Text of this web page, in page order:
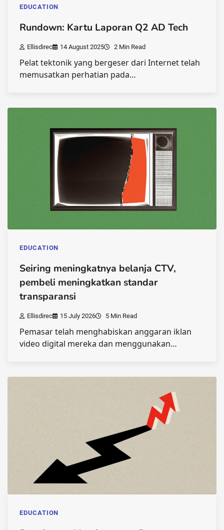
EDUCATION
Rundown: Kartu Laporan Q2 AD Tech
Ellisdirec 14 August 2025 2 Min Read
Pelat tektonik yang bergeser dari Internet telah
memusatkan perhatian pada…
EDUCATION
Seiring meningkatnya belanja CTV,
pembeli meningkatkan standar
transparansi
Ellisdirec 15 July 2026 5 Min Read
Pemasar telah menghabiskan anggaran iklan
video digital mereka dan menggunakan…
EDUCATION